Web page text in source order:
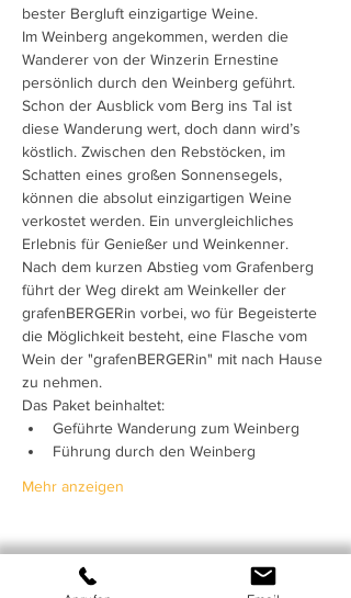
bester Bergluft einzigartige Weine.
Im Weinberg angekommen, werden die
Wanderer von der Winzerin Ernestine
persönlich durch den Weinberg geführt.
Schon der Ausblick vom Berg ins Tal ist
diese Wanderung wert, doch dann wird’s
köstlich. Zwischen den Rebstöcken, im
Schatten eines großen Sonnensegels,
können die absolut einzigartigen Weine
verkostet werden. Ein unvergleichliches
Erlebnis für Genießer und Weinkenner.
Nach dem kurzen Abstieg vom Grafenberg
führt der Weg direkt am Weinkeller der
grafenBERGERin vorbei, wo für Begeisterte
die Möglichkeit besteht, eine Flasche vom
Wein der "grafenBERGERin" mit nach Hause
zu nehmen.
Das Paket beinhaltet:
Geführte Wanderung zum Weinberg
Führung durch den Weinberg
Mehr anzeigen